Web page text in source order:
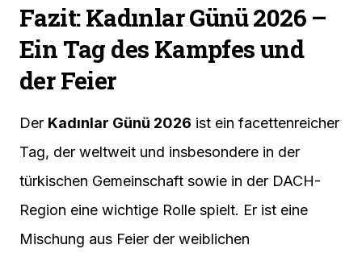
Fazit: Kadınlar Günü 2026 –
Ein Tag des Kampfes und
der Feier
Der Kadınlar Günü 2026 ist ein facettenreicher
Tag, der weltweit und insbesondere in der
türkischen Gemeinschaft sowie in der DACH-
Region eine wichtige Rolle spielt. Er ist eine
Mischung aus Feier der weiblichen